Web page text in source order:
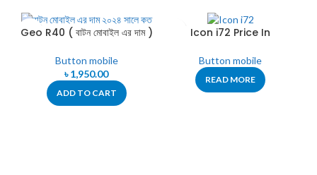
Geo R40 ( বাটন মোবাইল এর দাম )
Button mobile
৳1,950.00
ADD TO CART
Icon i72 Price In
দাম )
Button mobile
READ MORE